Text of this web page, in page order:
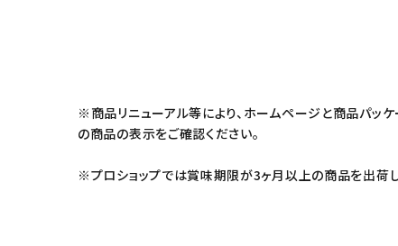
※商品リニューアル等により、ホームページと商品パッ
の商品の表示をご確認ください。
※プロショップでは賞味期限が3ヶ月以上の商品を出荷し